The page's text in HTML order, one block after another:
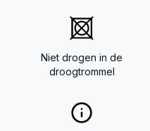
Niet drogen in de
droogtrommel